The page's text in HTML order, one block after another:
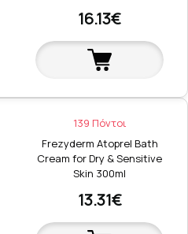
16.13€
139 Πόντοι
Frezyderm Atoprel Bath
Cream for Dry & Sensitive
Skin 300ml
13.31€